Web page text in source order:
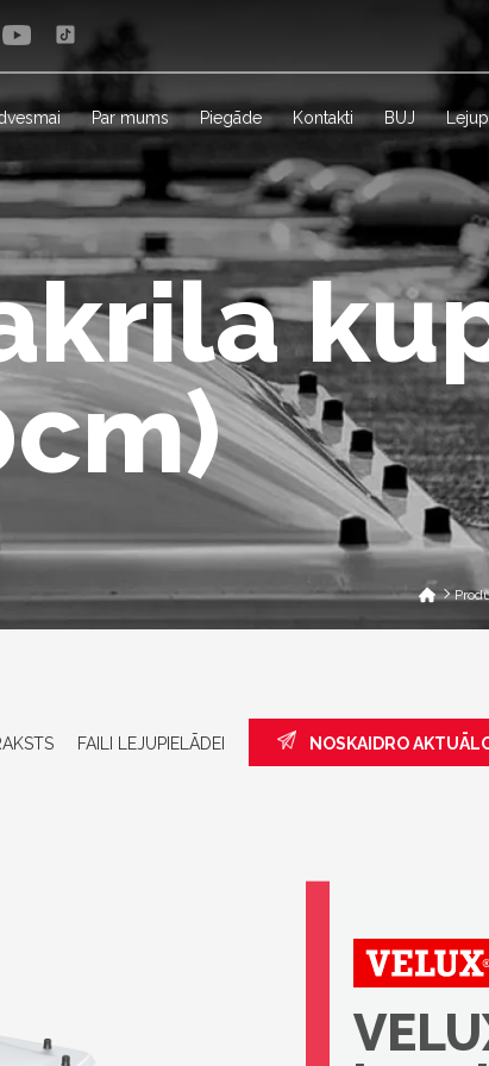
Par mums Piegāde Kontakti BUJ
FAILI LEJUPIELĀDEI NOSKAIDRO